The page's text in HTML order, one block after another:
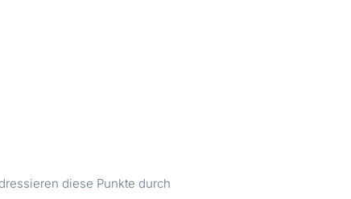
diese Punkte durch